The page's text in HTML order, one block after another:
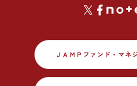
ＪＡＭＰファンド・マネ
ＪＡＭＰファンド・マネ